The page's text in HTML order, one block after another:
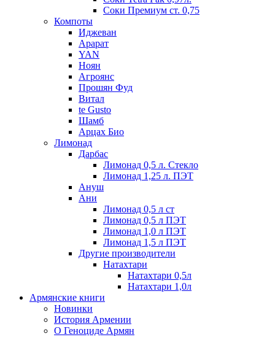
Соки Премиум ст. 0,75
Компоты
Иджеван
Арарат
YAN
Ноян
Агроянс
Прошян Фуд
Витал
te Gusto
Шамб
Арцах Био
Лимонад
Дарбас
Лимонад 0,5 л. Стекло
Лимонад 1,25 л. ПЭТ
Ануш
Ани
Лимонад 0,5 л ст
Лимонад 0,5 л ПЭТ
Лимонад 1,0 л ПЭТ
Лимонад 1,5 л ПЭТ
Другие производители
Натахтари
Натахтари 0,5л
Натахтари 1,0л
Армянские книги
Новинки
История Армении
О Геноциде Армян